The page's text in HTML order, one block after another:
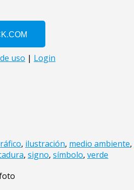
, ilustración, medio ambiente,
, signo, símbolo, verde